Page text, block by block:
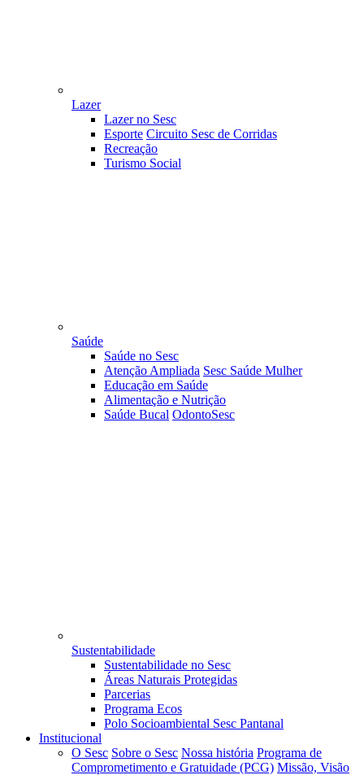
Lazer
Lazer no Sesc
Esporte Circuito Sesc de Corridas
Recreação
Turismo Social
Saúde
Saúde no Sesc
Atenção Ampliada Sesc Saúde Mulher
Educação em Saúde
Alimentação e Nutrição
Saúde Bucal OdontoSesc
Sustentabilidade
Sustentabilidade no Sesc
Áreas Naturais Protegidas
Parcerias
Programa Ecos
Polo Socioambiental Sesc Pantanal
Institucional
O Sesc Sobre o Sesc Nossa história Programa de
Comprometimento e Gratuidade (PCG) Missão, Visão